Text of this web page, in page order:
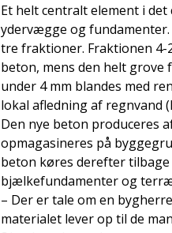
Et helt centralt element i
ydervægge og
tre fraktioner. Fraktionen 4-
beton, mens den helt grove
under 4 mm blandes med
lokal afledning af regnvand
Den nye beton produceres
opmagasineres på
beton køres derefter
bjælkefundamenter og
– Der er tale om en
materialet lever op til de